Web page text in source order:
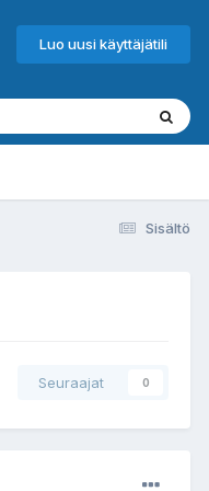
Luo uusi käyttäjätili
Sisältö
Seuraajat 0